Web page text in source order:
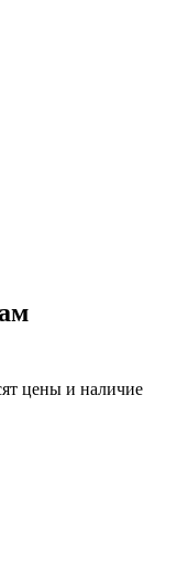
цены и наличие